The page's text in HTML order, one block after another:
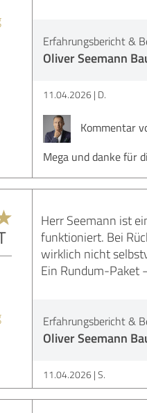
Erfahrungsbericht &
Oliver Seemann
11.04.2026 D.
Kommentar
Mega und danke für
Herr Seemann ist
funktioniert. Bei
wirklich nicht
Ein Rundum-Paket
Erfahrungsbericht &
Oliver Seemann
11.04.2026 S.